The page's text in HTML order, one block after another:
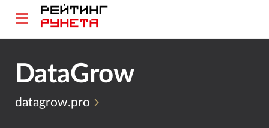
DataGrow
datagrow.pro